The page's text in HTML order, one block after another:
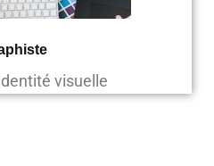
visuelle